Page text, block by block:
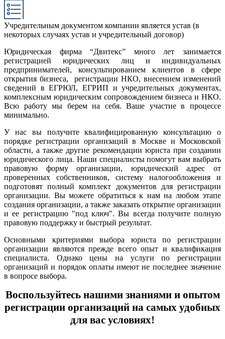
Учредительным документом компании является устав (в
некоторых случаях устав и учредительный договор)
Юридическая фирма “Двитекс” много лет занимается
регистрацией юридических лиц и индивидуальных
предпринимателей, консультированием клиентов в сфере
открытия бизнеса, регистрации НКО, внесением изменений
сведений в ЕГРЮЛ, ЕГРИП и учредительных документах,
комплексным юридическим сопровождением бизнеса и НКО.
Всю работу мы берем на себя. Ваше участие в процессе
минимально.
У нас вы получите квалифицированную консультацию о
порядке регистрации организаций в Москве и Московской
области, а также другие рекомендации юриста при создании
юридического лица. Наши специалисты помогут вам выбрать
правовую форму организации, юридический адрес от
проверенных собственников, систему налогообложения и
подготовят полный комплект документов для регистрации
организации. Вы можете обратиться к нам на любом этапе
создания организации, а также заказать открытие организации
и ее регистрацию "под ключ". Вы всегда получите полную
правовую поддержку и быстрый результат.
Основными критериями выбора юриста по регистрации
организации являются прежде всего опыт и квалификация
специалиста. Однако цены на услуги по регистрации
организаций и порядок оплаты имеют не последнее значение
в вопросе выбора.
Воспользуйтесь нашими знаниями и опытом
регистрации организаций на самых удобных
для вас условиях!